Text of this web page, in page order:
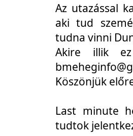
Az utazással
aki tud
tudna vinni
Akire illik
Köszönjük
Last minute
tudtok